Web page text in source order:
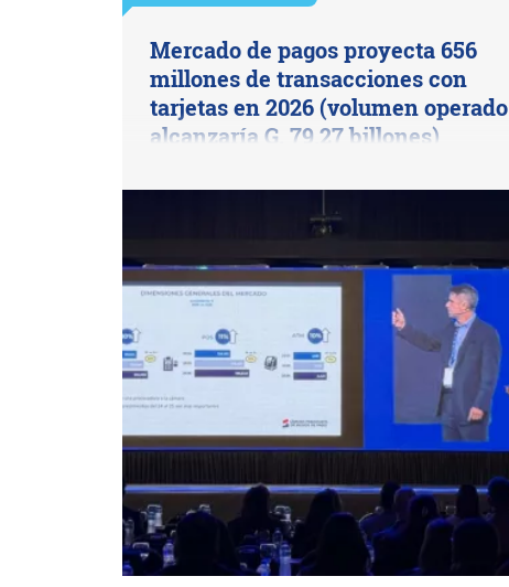
Mercado de pagos proyecta 656
millones de transacciones con
tarjetas en 2026 (volumen operado
alcanzaría G. 79,27 billones)